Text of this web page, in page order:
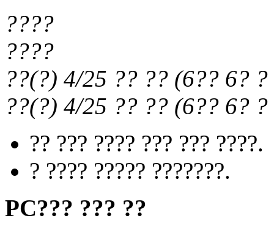
????
????
??(?) 4/25 ?? ?? (6?? 6?
??(?) 4/25 ?? ?? (6?? 6?
?? ??? ???? ??? ??? ????.
? ???? ????? ???????.
PC??? ??? ??